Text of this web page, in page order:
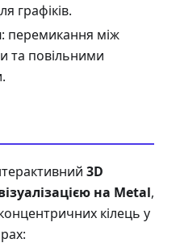
графіків.
: перемикання між
та повільними
3D
на Metal,
кілець у